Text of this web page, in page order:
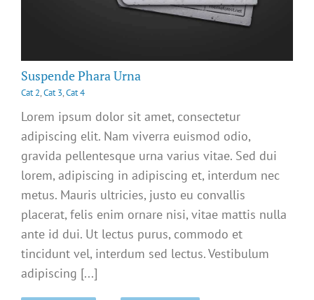
Suspende Phara Urna
Cat 2,Cat 3,Cat 4
Lorem ipsum dolor sit amet, consectetur
adipiscing elit. Nam viverra euismod odio,
gravida pellentesque urna varius vitae. Sed dui
lorem, adipiscing in adipiscing et, interdum nec
metus. Mauris ultricies, justo eu convallis
placerat, felis enim ornare nisi, vitae mattis nulla
ante id dui. Ut lectus purus, commodo et
tincidunt vel, interdum sed lectus. Vestibulum
adipiscing [...]